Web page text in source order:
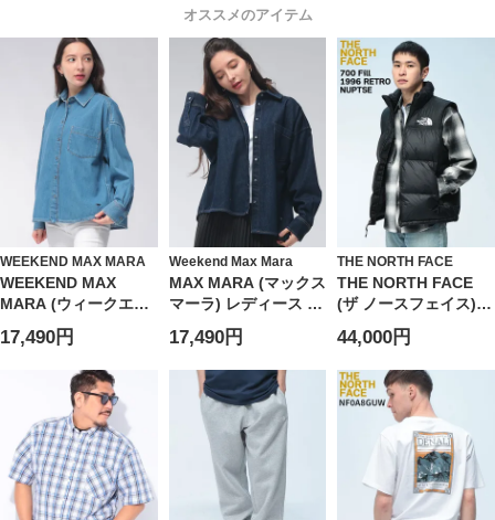
オススメのアイテム
WEEKEND MAX MARA
WEEKEND MAX
MARA (ウィークエン
ド マックスマーラ) レ
ディース シャツ 長袖
ショート丈 ワンポケ
ット デニム シャツ
MXLFOGGIA6
17,490円
Weekend Max Mara
MAX MARA (マックス
マーラ) レディース デ
ニムシャツ 長袖 ロゴ
ワンポイント ポケッ
ト デニム シャツ ジャ
ケット FOGGIA フォ
ッジャ MXLFOGGIA6
17,490円
THE NORTH FACE
THE NORTH FACE
(ザ ノースフェイス)
ダウンベスト ヌプシ
ベスト フード収納 フ
ルジップ 700フィルパ
ワー 1996 RETRO
NUPTSE VEST
44,000円